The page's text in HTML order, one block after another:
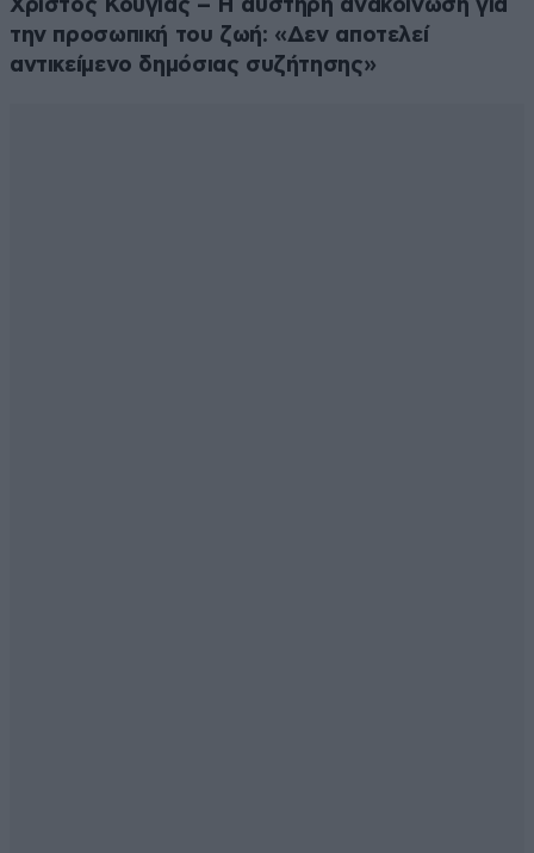
Χρίστος Κούγιας – Η αυστηρή ανακοίνωση για
την προσωπική του ζωή: «Δεν αποτελεί
αντικείμενο δημόσιας συζήτησης»